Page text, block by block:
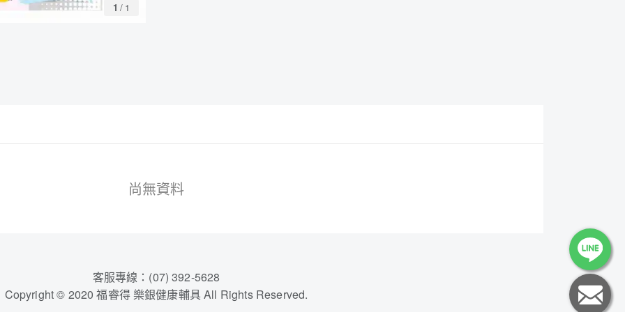
1 / 1
尚無資料
客服專線：(07) 392-5628
Copyright © 2020 福睿得 樂銀健康輔具 All Rights Reserved.